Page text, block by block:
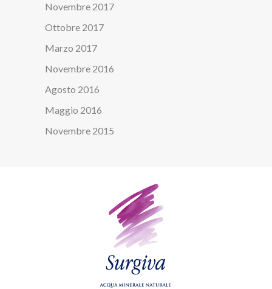
Novembre 2017
Ottobre 2017
Marzo 2017
Novembre 2016
Agosto 2016
Maggio 2016
Novembre 2015